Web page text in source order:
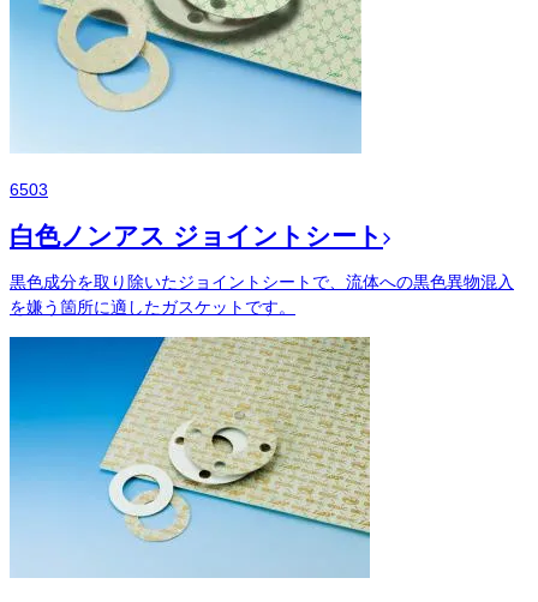
6503
白色ノンアス ジョイントシート
黒色成分を取り除いたジョイントシートで、流体への黒色異物混入
を嫌う箇所に適したガスケットです。